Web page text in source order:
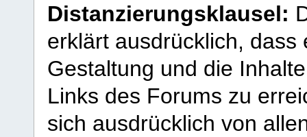
Distanzierungsklausel:
erklärt ausdrücklich,
Gestaltung und die
Links des Forums zu
sich ausdrücklich von